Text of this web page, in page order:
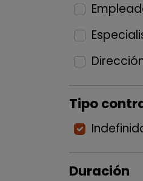
Tipo
Duración